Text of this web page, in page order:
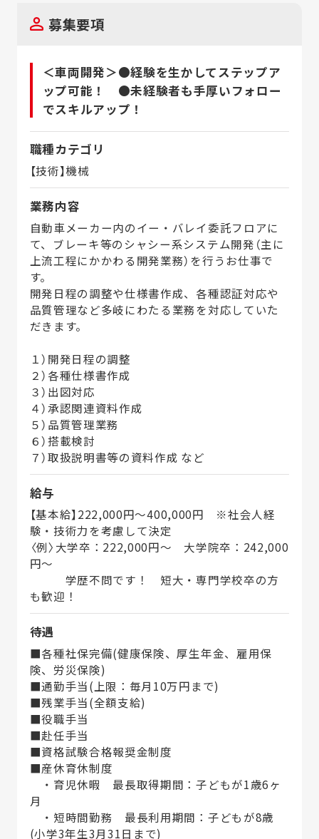
募集要項
＜車両開発＞●経験を生かしてステップア
ップ可能！ ●未経験者も手厚いフォロー
でスキルアップ！
職種カテゴリ
【技術】機械
業務内容
自動車メーカー内のイー・バレイ委託フロアに
て、ブレーキ等のシャシー系システム開発（主に
上流工程にかかわる開発業務）を行うお仕事で
す。
開発日程の調整や仕様書作成、各種認証対応や
品質管理など多岐にわたる業務を対応していた
だきます。
１）開発日程の調整
２）各種仕様書作成
３）出図対応
４）承認関連資料作成
５）品質管理業務
６）搭載検討
７）取扱説明書等の資料作成 など
給与
【基本給】222,000円～400,000円 ※社会人経
験・技術力を考慮して決定
〈例〉大学卒：222,000円～ 大学院卒：242,000
円～
学歴不問です！ 短大・専門学校卒の方
も歓迎！
待遇
■各種社保完備(健康保険、厚生年金、雇用保
険、労災保険)
■通勤手当(上限：毎月10万円まで)
■残業手当(全額支給)
■役職手当
■赴任手当
■資格試験合格報奨金制度
■産休育休制度
・育児休暇 最長取得期間：子どもが1歳6ヶ
月
・短時間勤務 最長利用期間：子どもが8歳
(小学3年生3月31日まで)